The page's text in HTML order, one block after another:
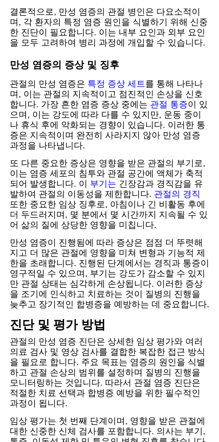
결론적으로, 만성 염증의 관절 병인은 다요소적이
며, 각 환자의 특정 염증 원인을 식별하기 위해 신중
한 진단이 필요합니다. 이는 내부 요인과 외부 요인
을 모두 고려하여 병리 과정에 개입할 수 있습니다.
만성 염증의 증상 및 징후
관절의 만성 염증은 특정 증상 세트를 통해 나타나
며, 이는 관절의 지속적이고 점진적인 손상을 신호
합니다. 가장 흔한 염증 증상 중에는 관절 통증이 있
으며, 이는 강도에 따라 다를 수 있지만, 운동 중이
나 휴식 후에 악화되는 경향이 있습니다. 이러한 통
증은 지속적이며 완전히 사라지지 않아 만성 염증
과정을 나타냅니다.
또 다른 중요한 증상은 영향을 받은 관절의 부기로,
이는 염증 세포의 침투와 관절 공간에 액체가 축적
되어 발생합니다. 이 부기는 긴장감과 경직감을 유
발하여 관절의 이동성을 제한합니다. 관절의 경직
또한 중요한 임상 징후로, 아침이나 긴 비활동 후에
더 두드러지며, 몇 분에서 몇 시간까지 지속될 수 있
어 삶의 질에 상당한 영향을 미칩니다.
만성 염증이 진행됨에 따라 증상은 점점 더 뚜렷해
지고 더 많은 관절에 영향을 미쳐 변형과 기능적 제
한을 초래합니다. 진행된 단계에서는 경직과 통증이
영구적일 수 있으며, 부기는 강도가 감소할 수 있지
만 관절 상태는 심각하게 손상됩니다. 이러한 증상
을 조기에 인식하고 치료하는 것이 질병의 진행을
늦추고 장기적인 합병증을 예방하는 데 중요합니다.
진단 및 평가 방법
관절의 만성 염증 진단은 상세한 임상 평가와 여러
의료 검사 및 영상 검사를 결합한 복잡한 접근 방식
을 필요로 합니다. 주요 목표는 염증의 원인을 식별
하고 관절 손상의 범위를 설정하며 질병의 진행을
모니터링하는 것입니다. 따라서 관절 염증 진단은
적절한 치료 선택과 합병증 예방을 위한 필수적인
과정이 됩니다.
임상 평가는 첫 번째 단계이며, 영향을 받은 관절에
대한 신중한 신체 검사를 포함합니다. 의사는 부기,